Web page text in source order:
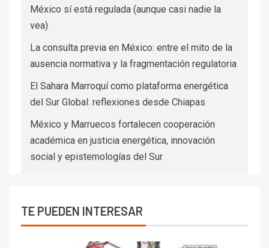
México sí está regulada (aunque casi nadie la
vea)
La consulta previa en México: entre el mito de la
ausencia normativa y la fragmentación regulatoria
El Sahara Marroquí como plataforma energética
del Sur Global: reflexiones desde Chiapas
México y Marruecos fortalecen cooperación
académica en justicia energética, innovación
social y epistemologías del Sur
TE PUEDEN INTERESAR